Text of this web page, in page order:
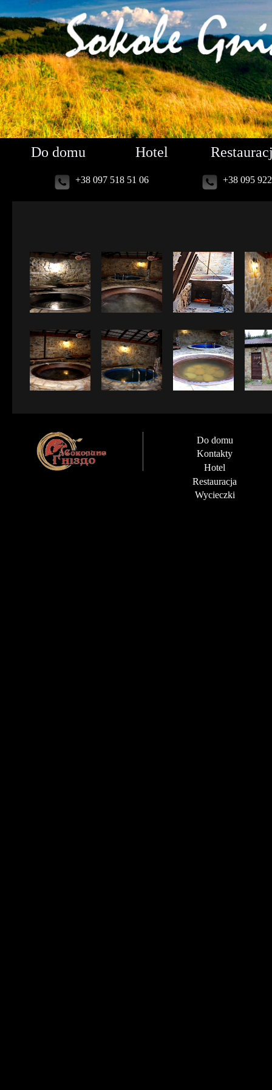
Do domu Hotel
+38 097 518 51 06 +38 095
Do domu
Kontakty
Hotel
Restauracja
Wycieczki